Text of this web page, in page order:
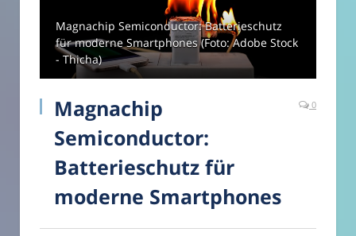
Magnachip Semiconductor: Batterieschutz
für moderne Smartphones (Foto: Adobe Stock
- Thicha)
Magnachip
Semiconductor:
Batterieschutz für
moderne Smartphones
0